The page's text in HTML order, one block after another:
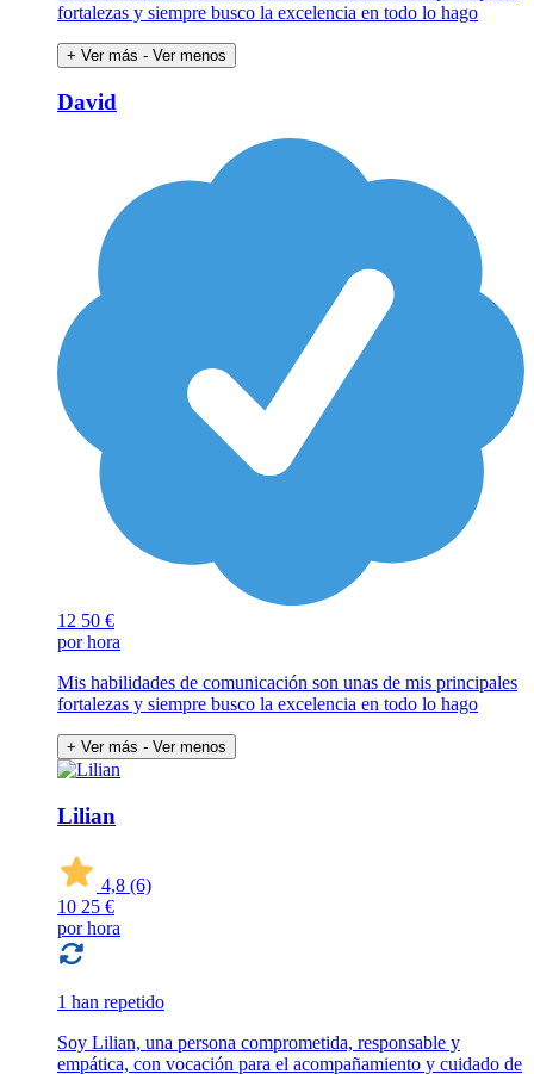
fortalezas y siempre busco la excelencia en todo lo hago
+ Ver más - Ver menos
David
12 50 €
por hora
Mis habilidades de comunicación son unas de mis principales
fortalezas y siempre busco la excelencia en todo lo hago
+ Ver más - Ver menos
Lilian
4,8 (6)
10 25 €
por hora
1 han repetido
Soy Lilian, una persona comprometida, responsable y
empática, con vocación para el acompañamiento y cuidado de